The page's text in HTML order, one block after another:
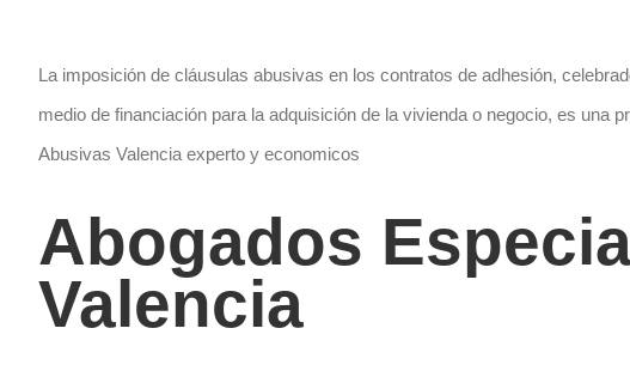
La imposición de cláusulas abusivas en los contratos de adhesión,
medio de financiación para la adquisición de la vivienda o negocio, es
Abusivas Valencia experto y economicos
Abogados
Valencia